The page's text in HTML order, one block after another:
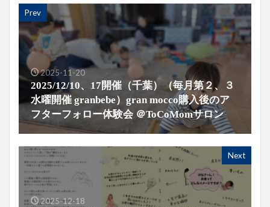
Prev
2025-11-20
2025/12/10、17開催（千葉）（毎月第２、３
水曜開催 granbebe）gran mocco購入後のア
フターフォロー体験会 ＠ToCoMomサロン
Next
2025-12-18